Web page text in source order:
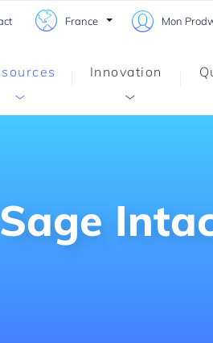
France Mon
Innovation